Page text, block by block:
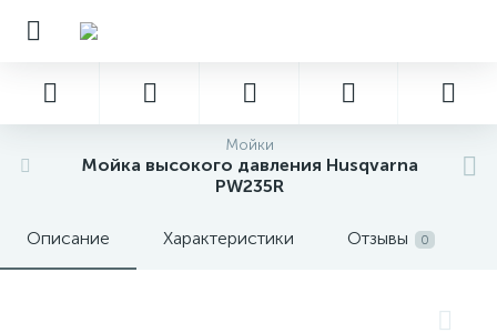
Мойки
Мойка высокого давления Husqvarna
PW235R
Описание Характеристики Отзывы 0